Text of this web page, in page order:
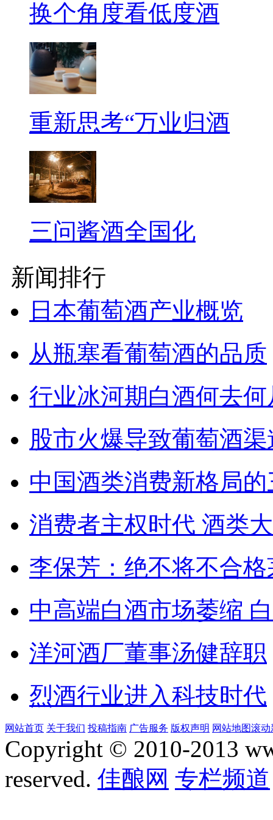
换个角度看低度酒
重新思考“万业归酒
三问酱酒全国化
新闻排行
日本葡萄酒产业概览
从瓶塞看葡萄酒的品质
行业冰河期白酒何去
股市火爆导致葡萄酒
中国酒类消费新格局
消费者主权时代 酒类
李保芳：绝不将不合
中高端白酒市场萎缩
洋河酒厂董事汤健辞职
烈酒行业进入科技时代
网站首页 关于我们 投稿指南 广告服务 版权声明 网站地图滚动
Copyright © 2010-2013
reserved. 佳酿网 专栏频道